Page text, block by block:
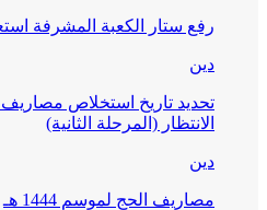
رفع ستار الكعبة المشرفة
دين
تحديد تاريخ استخلاص
الانتظار (المرحلة الثانية)
دين
مصاريف الحج لموسم 1444 هـ